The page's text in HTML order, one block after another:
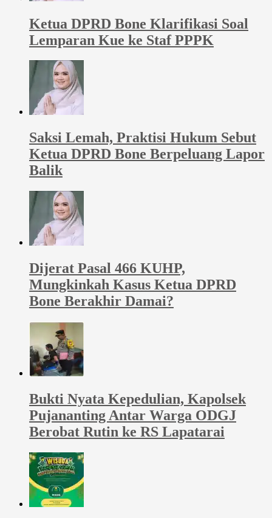
Ketua DPRD Bone Klarifikasi Soal
Lemparan Kue ke Staf PPPK
Saksi Lemah, Praktisi Hukum Sebut
Ketua DPRD Bone Berpeluang Lapor
Balik
Dijerat Pasal 466 KUHP,
Mungkinkah Kasus Ketua DPRD
Bone Berakhir Damai?
Bukti Nyata Kepedulian, Kapolsek
Pujananting Antar Warga ODGJ
Berobat Rutin ke RS Lapatarai